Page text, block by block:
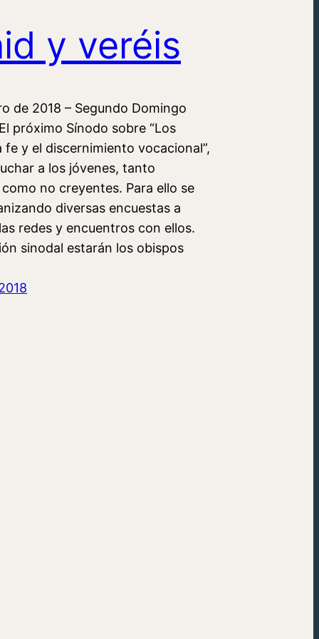
y veréis
de 2018 – Segundo Domingo
próximo Sínodo sobre “Los
fe y el discernimiento vocacional”,
a los jóvenes, tanto
no creyentes. Para ello se
diversas encuestas a
redes y encuentros con ellos.
sinodal estarán los obispos